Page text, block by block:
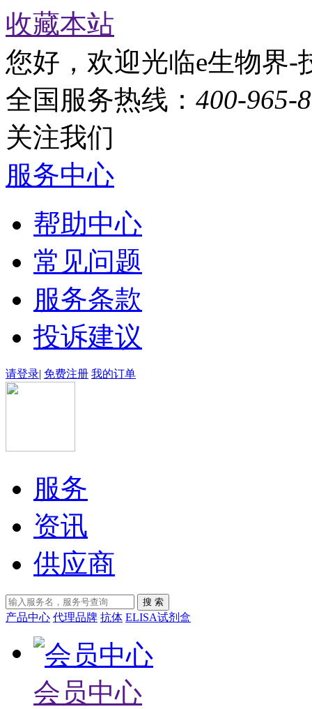
收藏本站
您好，欢迎光临e生物界-
全国服务热线： 400-965-
关注我们
服务中心
帮助中心
常见问题
服务条款
投诉建议
请登录| 免费注册 我的订单
服务
资讯
供应商
产品中心 代理品牌 抗体 ELISA试剂盒
会员中心